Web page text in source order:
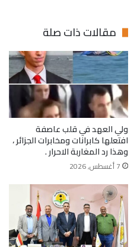
مقالات ذات صلة
ولي العهد في قلب عاصفة
افتعلها كابرانات ومخابرات الجزائر ،
وهذا رد المغاربة الاحرار .
7 أغسطس, 2026